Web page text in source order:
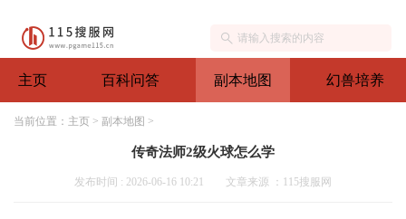
主页 百科问答 副本地图 幻兽培养
当前位置： 主页 > 副本地图 >
传奇法师2级火球怎么学
发布时间 : 2026-06-16 10:21 文章来源 ：115搜服网